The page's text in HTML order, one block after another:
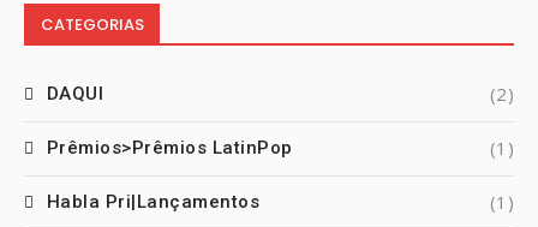
CATEGORIAS
DAQUI (2)
Prêmios>Prêmios LatinPop (1)
Habla Pri|Lançamentos (1)